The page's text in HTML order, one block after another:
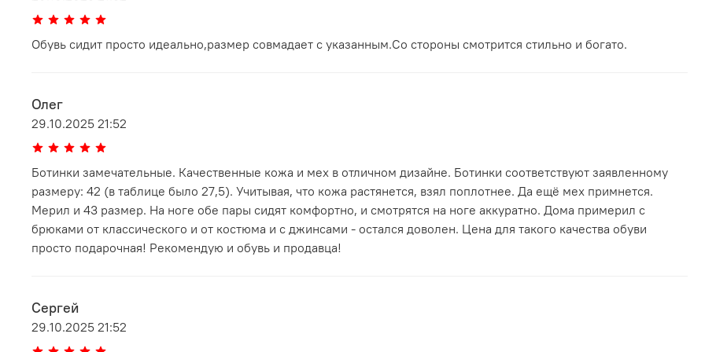
Обувь сидит просто идеально,размер совмадает с указанным.Со стороны смотрится стильно и богато.
Олег
29.10.2025 21:52
Ботинки замечательные. Качественные кожа и мех в отличном дизайне. Ботинки соответствуют заявленному
размеру: 42 (в таблице было 27,5). Учитывая, что кожа растянется, взял поплотнее. Да ещё мех примнется.
Мерил и 43 размер. На ноге обе пары сидят комфортно, и смотрятся на ноге аккуратно. Дома примерил с
брюками от классического и от костюма и с джинсами - остался доволен. Цена для такого качества обуви
просто подарочная! Рекомендую и обувь и продавца!
Сергей
29.10.2025 21:52